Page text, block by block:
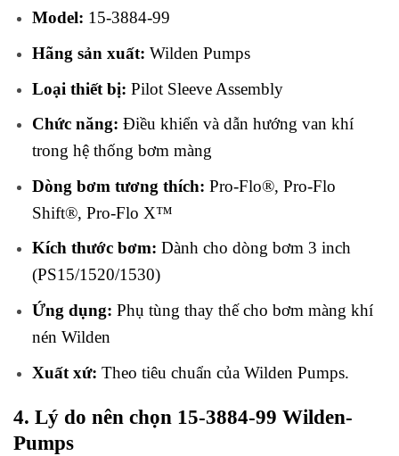
Model: 15-3884-99
Hãng sản xuất: Wilden Pumps
Loại thiết bị: Pilot Sleeve Assembly
Chức năng: Điều khiển và dẫn hướng van khí
trong hệ thống bơm màng
Dòng bơm tương thích: Pro-Flo®, Pro-Flo
Shift®, Pro-Flo X™
Kích thước bơm: Dành cho dòng bơm 3 inch
(PS15/1520/1530)
Ứng dụng: Phụ tùng thay thế cho bơm màng khí
nén Wilden
Xuất xứ: Theo tiêu chuẩn của Wilden Pumps.
4. Lý do nên chọn 15-3884-99 Wilden-
Pumps